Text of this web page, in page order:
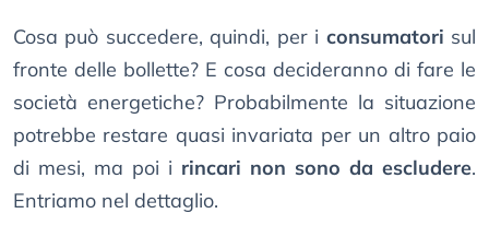
Cosa può succedere, quindi, per i consumatori sul
fronte delle bollette? E cosa decideranno di fare le
società energetiche? Probabilmente la situazione
potrebbe restare quasi invariata per un altro paio
di mesi, ma poi i rincari non sono da escludere.
Entriamo nel dettaglio.